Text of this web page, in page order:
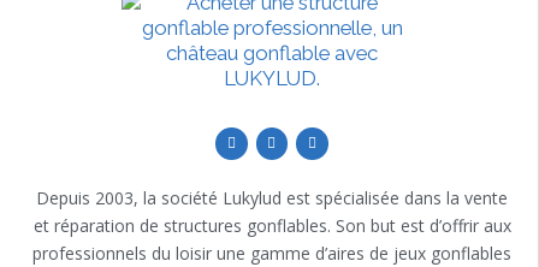
Depuis 2003, la société Lukylud est spécialisée dans la vente
et réparation de structures gonflables. Son but est d’offrir aux
professionnels du loisir une gamme d’aires de jeux gonflables